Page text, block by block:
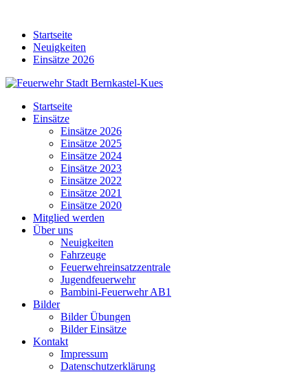
contentStartseite
Neuigkeiten
Einsätze 2026
Startseite
Einsätze
Einsätze 2026
Einsätze 2025
Einsätze 2024
Einsätze 2023
Einsätze 2022
Einsätze 2021
Einsätze 2020
Mitglied werden
Über uns
Neuigkeiten
Fahrzeuge
Feuerwehreinsatzzentrale
Jugendfeuerwehr
Bambini-Feuerwehr AB1
Bilder
Bilder Übungen
Bilder Einsätze
Kontakt
Impressum
Datenschutzerklärung